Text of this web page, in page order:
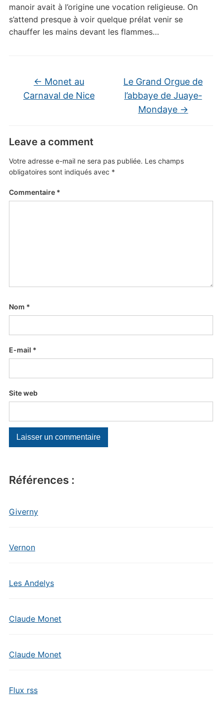
Références :
Giverny
Vernon
Les Andelys
Claude Monet
Claude Monet
Flux rss
manoir avait à l’origine une vocation religieuse. On
s’attend presque à voir quelque prélat venir se
chauffer les mains devant les flammes…
← Monet au
Carnaval de Nice
Le Grand Orgue de
l’abbaye de Juaye-
Mondaye →
Leave a comment
Votre adresse e-mail ne sera pas publiée. Les champs
obligatoires sont indiqués avec *
Commentaire *
Nom *
E-mail *
Site web